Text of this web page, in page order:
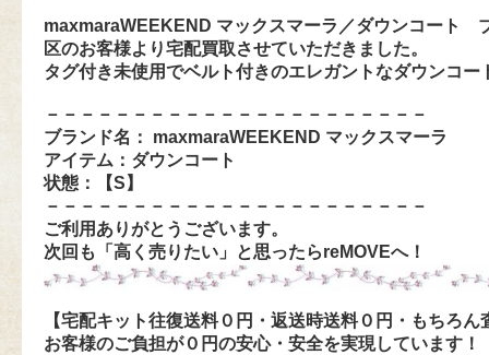
maxmaraWEEKEND マックスマーラ／ダウンコート
区のお客様より宅配買取させていただきました。
タグ付き未使用でベルト付きのエレガントなダウンコ
－－－－－－－－－－－－－－－－－－－－－－
ブランド名：
maxmaraWEEKEND マックスマーラ
アイテム： ダウンコート
状態：【S 】
－－－－－－－－－－－－－－－－－－－－－－
ご利用ありがとうございます。
次回も「高く売りたい」と思ったらreMOVEへ！
【宅配キット往復送料０円・返送時送料０円・もちろん
お客様のご負担が０円の安心・安全を実現しています！